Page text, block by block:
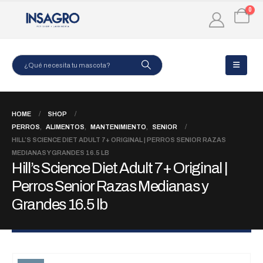
0
HOME
SHOP
PERROS
ALIMENTOS MANTENIMIENTO
SENIOR
HILL’S SCIENCE DIET ADULT 7+ ORIGINAL | PERROS SENIOR RAZAS
MEDIANAS Y GRANDES 16.5 LB
Hill’s Science Diet Adult 7+ Original |
Perros Senior Razas Medianas y
Grandes 16.5 lb